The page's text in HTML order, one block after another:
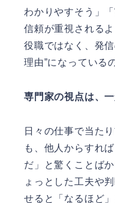
わかりやすそう」
信頼が重視される
役職ではなく、発
理由”になっている
専門家の視点は、
日々の仕事で当た
も、他人からすれ
だ」と驚くことば
ょっとした工夫や
せると「なるほど